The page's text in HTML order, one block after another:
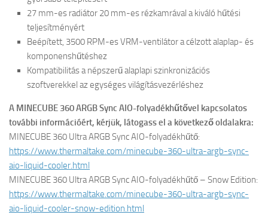
27 mm-es radiátor 20 mm-es rézkamrával a kiváló hűtési
teljesítményért
Beépített, 3500 RPM-es VRM-ventilátor a célzott alaplap- és
komponenshűtéshez
Kompatibilitás a népszerű alaplapi szinkronizációs
szoftverekkel az egységes világításvezérléshez
A MINECUBE 360 ARGB Sync AIO-folyadékhűtővel kapcsolatos
további információért, kérjük, látogass el a következő oldalakra:
MINECUBE 360 Ultra ARGB Sync AIO-folyadékhűtő:
https://www.thermaltake.com/minecube-360-ultra-argb-sync-
aio-liquid-cooler.html
MINECUBE 360 Ultra ARGB Sync AIO-folyadékhűtő – Snow Edition:
https://www.thermaltake.com/minecube-360-ultra-argb-sync-
aio-liquid-cooler-snow-edition.html